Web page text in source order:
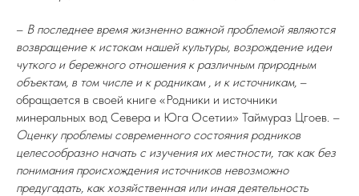
– В последнее время жизненно важной проблемой являются
возвращение к истокам нашей культуры, возрождение идеи
чуткого и бережного отношения к различным природным
объектам, в том числе и к родникам , и к источникам, –
обращается в своей книге «Родники и источники
минеральных вод Севера и Юга Осетии» Таймураз Цгоев. –
Оценку проблемы современного состояния родников
целесообразно начать с изучения их местности, так как без
понимания происхождения источников невозможно
предугадать, как хозяйственная или иная деятельность